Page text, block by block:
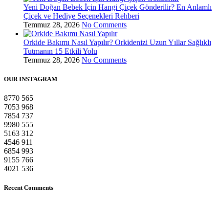
Yeni Doğan Bebek İçin Hangi Çiçek Gönderilir? En Anlamlı
Çiçek ve Hediye Seçenekleri Rehberi
Temmuz 28, 2026 No Comments
Orkide Bakımı Nasıl Yapılır? Orkidenizi Uzun Yıllar Sağlıklı
Tutmanın 15 Etkili Yolu
Temmuz 28, 2026 No Comments
OUR INSTAGRAM
8770 565
7053 968
7854 737
9980 555
5163 312
4546 911
6854 993
9155 766
4021 536
Recent Comments